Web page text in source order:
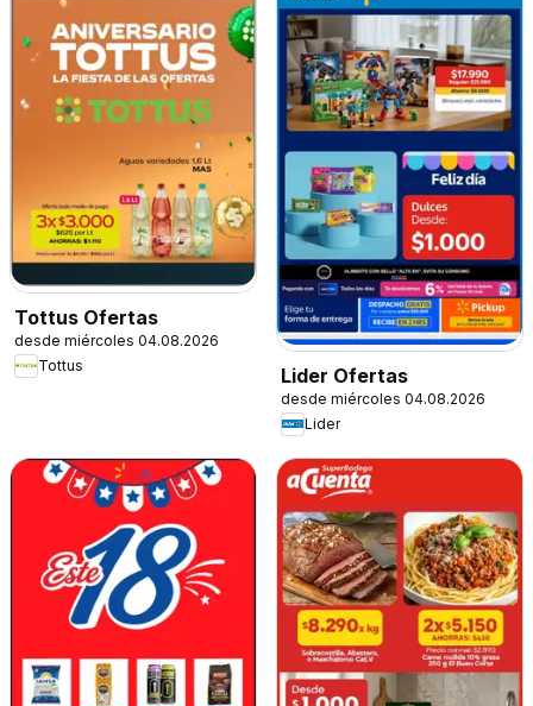
Tottus Ofertas
desde miércoles 04.08.2026
Tottus
Lider Ofertas
desde miércoles 04.08.2026
Lider